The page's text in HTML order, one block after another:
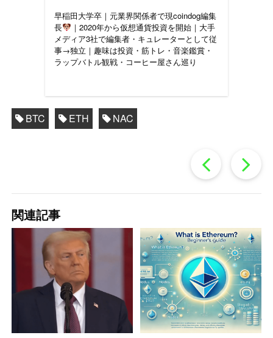
早稲田大学卒｜元業界関係者で現coindog編集
長
｜2020年から仮想通貨投資を開始｜大手
メディア3社で編集者・キュレーターとして従
事→独立｜趣味は投資・筋トレ・音楽鑑賞・
ラップバトル観戦・コーヒー屋さん巡り
BTC ETH NAC
過
去
の
投
稿
関連記事